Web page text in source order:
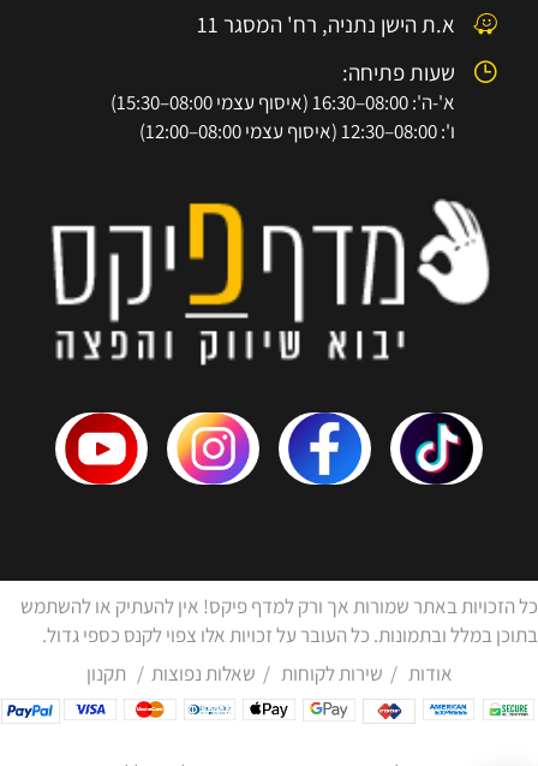
א.ת הישן נתניה, רח' המסגר 11
שעות פתיחה:
א'-ה': 08:00–16:30 (איסוף עצמי 08:00–15:30)
ו': 08:00–12:30 (איסוף עצמי 08:00–12:00)
כל הזכויות באתר שמורות אך ורק למדף פיקס! אין להעתיק או להשתמש
בתוכן במלל ובתמונות. כל העובר על זכויות אלו צפוי לקנס כספי גדול.
אודות / שירות לקוחות / שאלות נפוצות / תקנון